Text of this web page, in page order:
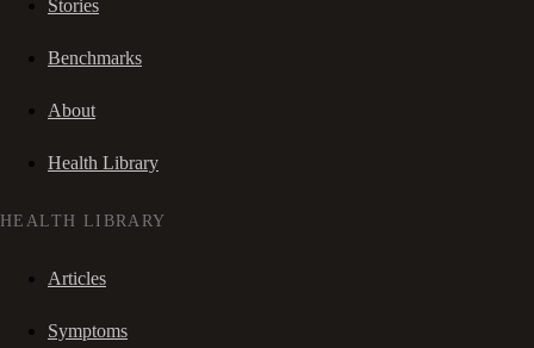
Stories
Benchmarks
About
Health Library
HEALTH LIBRARY
Articles
Symptoms